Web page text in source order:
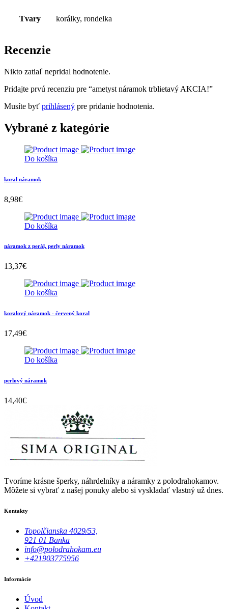
Tvary korálky, rondelka
Recenzie
Nikto zatiaľ nepridal hodnotenie.
Pridajte prvú recenziu pre “ametyst náramok trblietavý AKCIA!”
Musíte byť prihlásený pre pridanie hodnotenia.
Vybrané z kategórie
Do košíka
koral náramok
8,98€
Do košíka
náramok z perál, perly náramok
13,37€
Do košíka
koralový náramok - červený koral
17,49€
Do košíka
perlový náramok
14,40€
Tvoríme krásne šperky, náhrdelníky a náramky z polodrahokamov.
Môžete si vybrať z našej ponuky alebo si vyskladať vlastný už dnes.
Kontakty
Topolčianska 4029/53,
921 01 Banka
info@polodrahokam.eu
+421903775956
Informácie
Úvod